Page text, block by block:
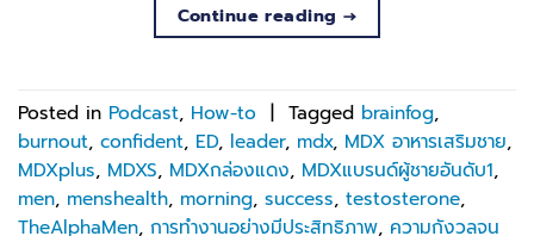
Continue reading →
Posted in Podcast, How-to | Tagged brainfog,
burnout, confident, ED, leader, mdx, MDX อาหารเสริมชาย,
MDXplus, MDXS, MDXกล่องแดง, MDXแบรนด์ผู้ชายอันดับ1,
men, menshealth, morning, success, testosterone,
TheAlphaMen, การทำงานอย่างมีประสิทธิภาพ, ความกังวลจน